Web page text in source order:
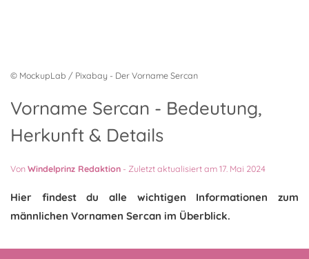
© MockupLab / Pixabay - Der Vorname Sercan
Vorname Sercan - Bedeutung,
Herkunft & Details
VonWindelprinz Redaktion - Zuletzt aktualisiert am 17. Mai 2024
Hier findest du alle wichtigen Informationen zum
männlichen Vornamen Sercan im Überblick.